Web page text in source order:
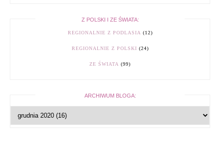
Z POLSKI I ZE ŚWIATA:
REGIONALNIE Z PODLASIA (12)
REGIONALNIE Z POLSKI (24)
ZE ŚWIATA (99)
ARCHIWUM BLOGA: